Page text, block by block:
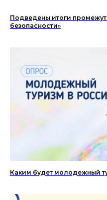
Подведены итоги
безопасности»
Каким будет молодежный